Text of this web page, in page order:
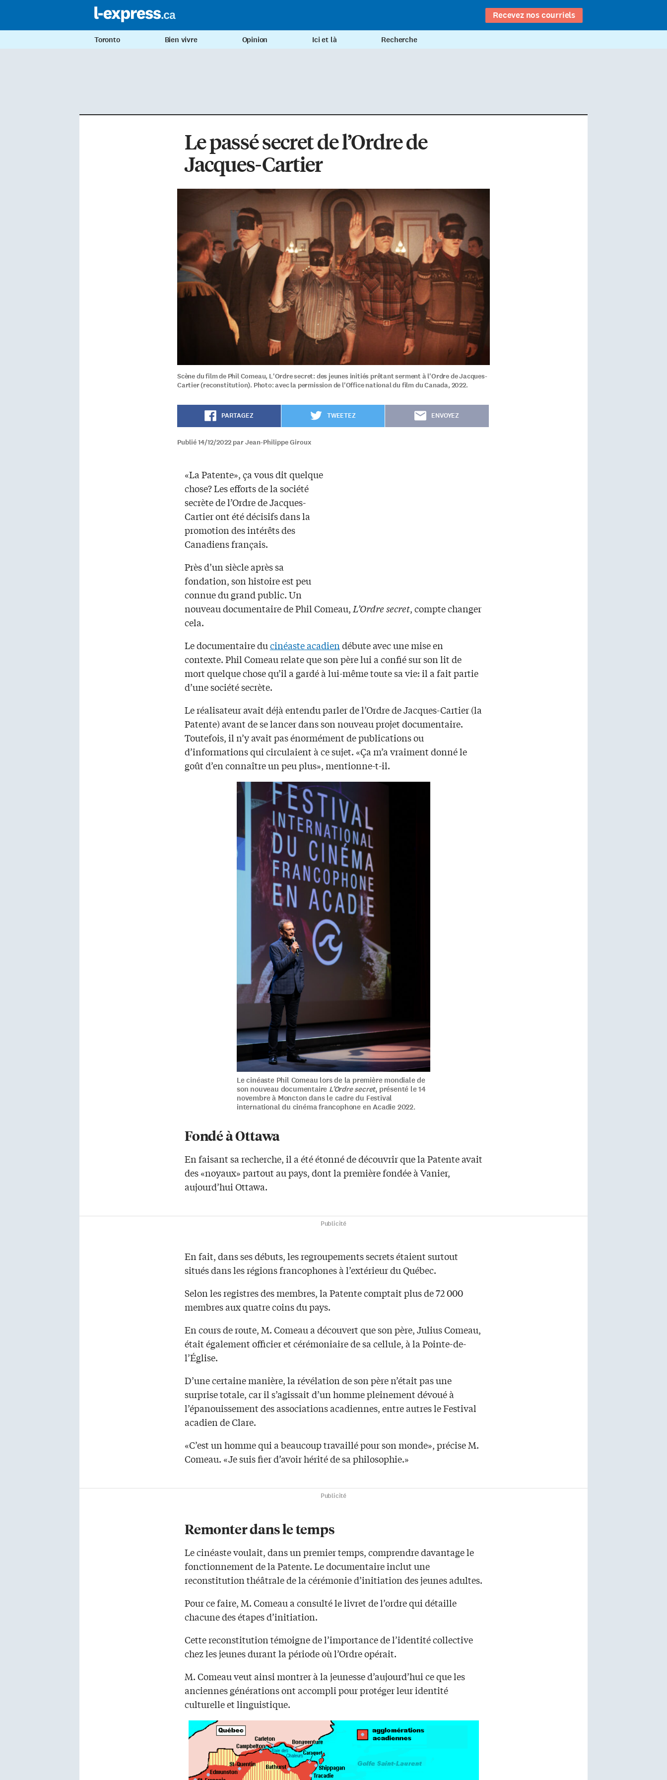
Recevez nos courriels
Toronto Bien vivre Opinion Ici et là Recherche
Le passé secret de l’Ordre de
Jacques-Cartier
Scène du film de Phil Comeau, L'Ordre secret: des jeunes initiés prêtant serment à l'Ordre de Jacques-
Cartier (reconstitution). Photo: avec la permission de l'Office national du film du Canada, 2022.
PARTAGEZ TWEETEZ ENVOYEZ
Publié 14/12/2022 par Jean-Philippe Giroux
«La Patente», ça vous dit quelque
chose? Les efforts de la société
secrète de l’Ordre de Jacques-
Cartier ont été décisifs dans la
promotion des intérêts des
Canadiens français.
Près d’un siècle après sa
fondation, son histoire est peu
connue du grand public. Un
nouveau documentaire de Phil Comeau, L’Ordre secret, compte changer
cela.
Le documentaire ducinéaste acadiendébute avec une mise en
contexte. Phil Comeau relate que son père lui a confié sur son lit de
mort quelque chose qu’il a gardé à lui-même toute sa vie: il a fait partie
d’une société secrète.
Le réalisateur avait déjà entendu parler de l’Ordre de Jacques-Cartier (la
Patente) avant de se lancer dans son nouveau projet documentaire.
Toutefois, il n’y avait pas énormément de publications ou
d’informations qui circulaient à ce sujet. «Ça m’a vraiment donné le
goût d’en connaître un peu plus», mentionne-t-il.
Le cinéaste Phil Comeau lors de la première mondiale de
son nouveau documentaire L’Ordre secret, présenté le 14
novembre à Moncton dans le cadre du Festival
international du cinéma francophone en Acadie 2022.
Fondé à Ottawa
En faisant sa recherche, il a été étonné de découvrir que la Patente avait
des «noyaux» partout au pays, dont la première fondée à Vanier,
aujourd’hui Ottawa.
Publicité
En fait, dans ses débuts, les regroupements secrets étaient surtout
situés dans les régions francophones à l’extérieur du Québec.
Selon les registres des membres, la Patente comptait plus de 72 000
membres aux quatre coins du pays.
En cours de route, M. Comeau a découvert que son père, Julius Comeau,
était également officier et cérémoniaire de sa cellule, à la Pointe-de-
l’Église.
D’une certaine manière, la révélation de son père n’était pas une
surprise totale, car il s’agissait d’un homme pleinement dévoué à
l’épanouissement des associations acadiennes, entre autres le Festival
acadien de Clare.
«C’est un homme qui a beaucoup travaillé pour son monde», précise M.
Comeau. «Je suis fier d’avoir hérité de sa philosophie.»
Publicité
Remonter dans le temps
Le cinéaste voulait, dans un premier temps, comprendre davantage le
fonctionnement de la Patente. Le documentaire inclut une
reconstitution théâtrale de la cérémonie d’initiation des jeunes adultes.
Pour ce faire, M. Comeau a consulté le livret de l’ordre qui détaille
chacune des étapes d’initiation.
Cette reconstitution témoigne de l’importance de l’identité collective
chez les jeunes durant la période où l’Ordre opérait.
M. Comeau veut ainsi montrer à la jeunesse d’aujourd’hui ce que les
anciennes générations ont accompli pour protéger leur identité
culturelle et linguistique.